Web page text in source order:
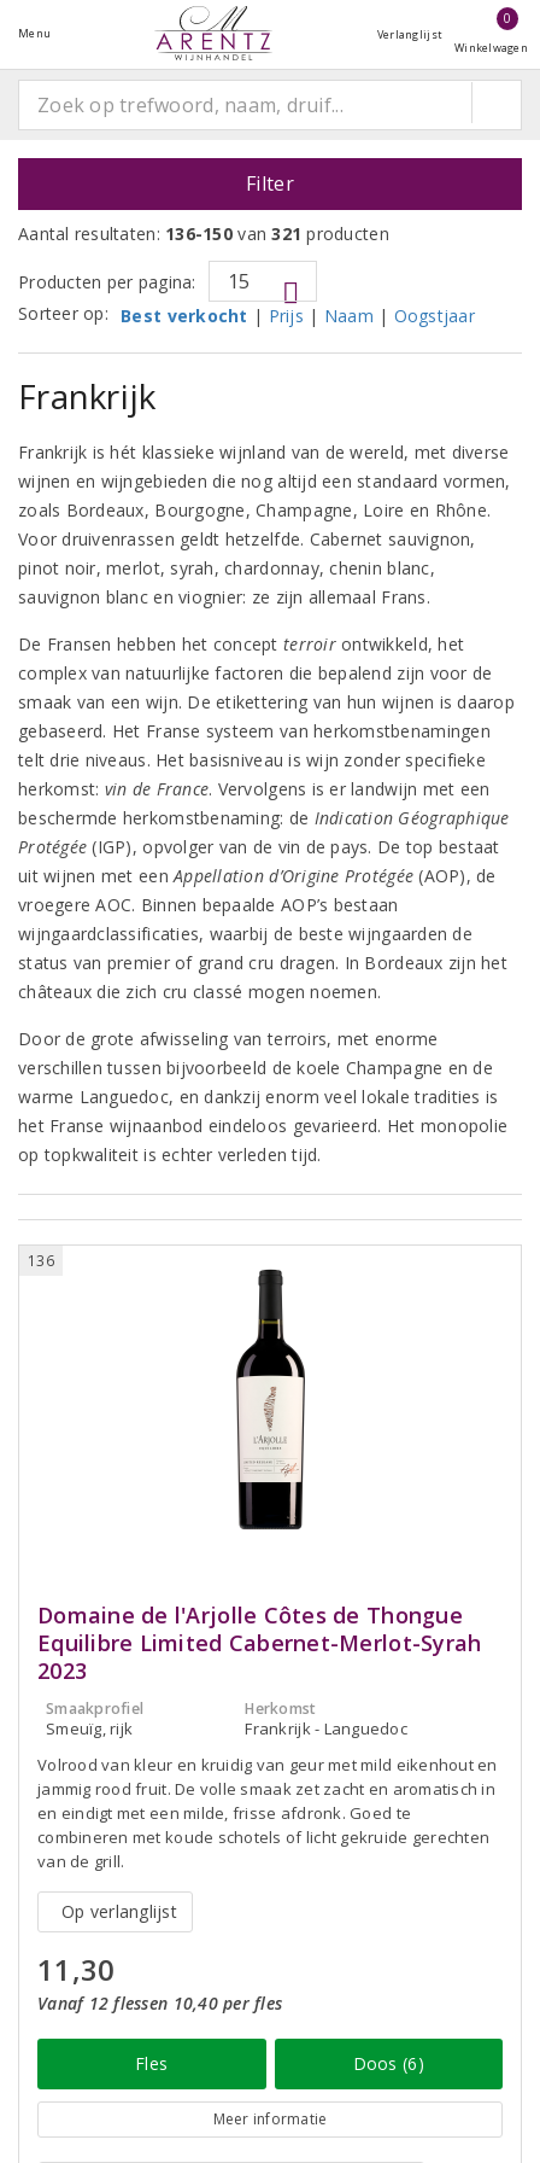
Menu Verlanglijst
0
Winkelwagen
Filter
Aantal resultaten: 136-150van321 producten
Producten per pagina:
Sorteer op:
Best verkocht | Prijs | Naam | Oogstjaar
Frankrijk
Frankrijk is hét klassieke wijnland van de wereld, met diverse
wijnen en wijngebieden die nog altijd een standaard vormen,
zoals Bordeaux, Bourgogne, Champagne, Loire en Rhône.
Voor druivenrassen geldt hetzelfde. Cabernet sauvignon,
pinot noir, merlot, syrah, chardonnay, chenin blanc,
sauvignon blanc en viognier: ze zijn allemaal Frans.
De Fransen hebben het concept terroirontwikkeld, het
complex van natuurlijke factoren die bepalend zijn voor de
smaak van een wijn. De etikettering van hun wijnen is daarop
gebaseerd. Het Franse systeem van herkomstbenamingen
telt drie niveaus. Het basisniveau is wijn zonder specifieke
herkomst: vin de France. Vervolgens is er landwijn met een
beschermde herkomstbenaming: de Indication Géographique
Protégée (IGP), opvolger van de vin de pays. De top bestaat
uit wijnen met eenAppellation d’Origine Protégée (AOP), de
vroegere AOC. Binnen bepaalde AOP’s bestaan
wijngaardclassificaties, waarbij de beste wijngaarden de
status van premier of grand cru dragen. In Bordeaux zijn het
châteaux die zich cru classé mogen noemen.
Door de grote afwisseling van terroirs, met enorme
verschillen tussen bijvoorbeeld de koele Champagne en de
warme Languedoc, en dankzij enorm veel lokale tradities is
het Franse wijnaanbod eindeloos gevarieerd. Het monopolie
op topkwaliteit is echter verleden tijd.
136
Domaine de l'Arjolle Côtes de Thongue
Equilibre Limited Cabernet-Merlot-Syrah
2023
Smaakprofiel
Smeuïg, rijk
Herkomst
Frankrijk - Languedoc
Volrood van kleur en kruidig van geur met mild eikenhout en
jammig rood fruit. De volle smaak zet zacht en aromatisch in
en eindigt met een milde, frisse afdronk. Goed te
combineren met koude schotels of licht gekruide gerechten
van de grill.
Op verlanglijst
11,30
Vanaf 12 flessen 10,40 per fles
Fles Doos (6)
Meer informatie